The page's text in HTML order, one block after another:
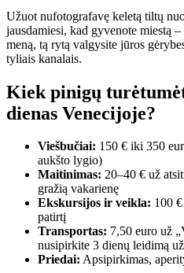
Užuot nufotografavę keletą tiltų
jausdamiesi, kad gyvenote miestą
meną, tą rytą valgysite jūros
tyliais kanalais.
Kiek pinigų
dienas Venecijoje?
Viešbučiai: 150 € iki 350
aukšto lygio)
Maitinimas: 20–40 € už
gražią vakarienę
Ekskursijos ir veikla: 100
patirtį
Transportas: 7,50 euro už
nusipirkite 3 dienų leidimą
Priedai: Apsipirkimas,